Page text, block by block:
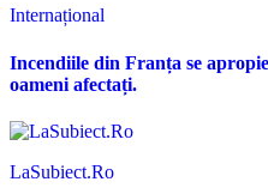
Internațional
Incendiile din Franța se
oameni afectați.
LaSubiect.Ro